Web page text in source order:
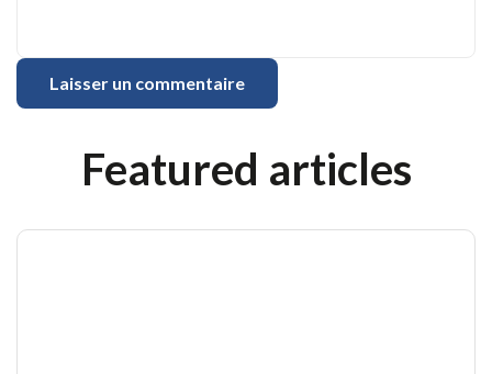
Featured articles